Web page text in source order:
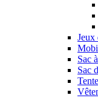
Jeux
Sac
Sac